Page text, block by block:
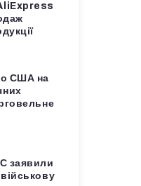
США на
заявили